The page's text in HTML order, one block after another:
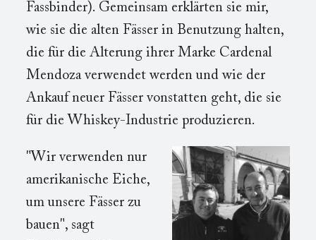
Fassbinder). Gemeinsam erklärten sie mir,
wie sie die alten Fässer in Benutzung halten,
die für die Alterung ihrer Marke Cardenal
Mendoza verwendet werden und wie der
Ankauf neuer Fässer vonstatten geht, die sie
für die Whiskey-Industrie produzieren.
"Wir verwenden nur
amerikanische Eiche,
um unsere Fässer zu
bauen", sagt